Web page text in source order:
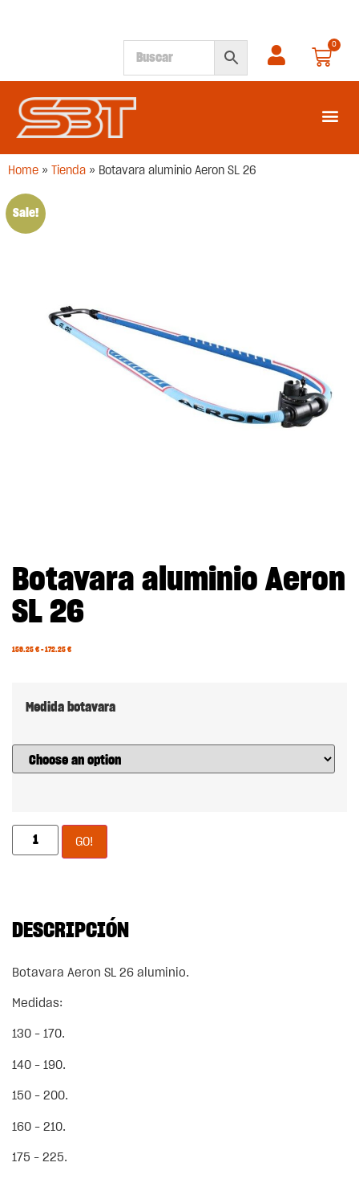
0
Home » Tienda » Botavara aluminio Aeron SL 26
Sale!
Botavara aluminio Aeron
SL 26
159.25 € –172.25 €
Medida botavara
GO!
DESCRIPCIÓN
Botavara Aeron SL 26 aluminio.
Medidas:
130 – 170.
140 – 190.
150 – 200.
160 – 210.
175 – 225.